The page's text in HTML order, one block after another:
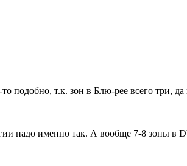
подобно, т.к. зон в Блю-рее всего три,
надо именно так. А вообще 7-8 зоны в